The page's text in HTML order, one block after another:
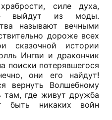
силе духа,
выйдут из моды.
называют вечными
дороже всех
сказочной истории
Ингви и дракончик
поиски потерявшегося
они его найдут!
вернуть Волшебному
где живут дружба
никаких войн